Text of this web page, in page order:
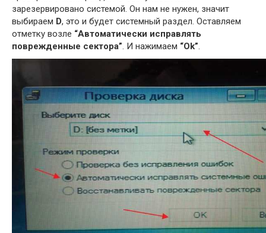
зарезервировано системой. Он нам не нужен, значит
выбираем D, это и будет системный раздел. Оставляем
отметку возле “Автоматически исправлять
поврежденные сектора”. И нажимаем “Ok”.